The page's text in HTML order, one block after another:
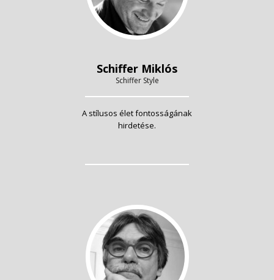
Schiffer Miklós
Schiffer Style
A stílusos élet fontosságának
hirdetése.